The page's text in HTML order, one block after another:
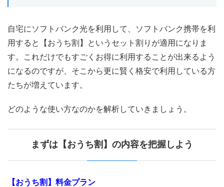
自宅にソフトバンク光を利用して、ソフトバンク携帯を利
用すると【おうち割】というセット割りが適用になりま
す。これだけでもすごくお得に利用することが出来るよう
になるのですが、そこから更に賢く格安で利用している方
たちが増えています。
どのような使い方なのかを解析していきましょう。
まずは【おうち割】の内容を把握しよう
【おうち割】料金プラン